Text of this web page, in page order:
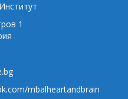
1
mbalheartandbrain